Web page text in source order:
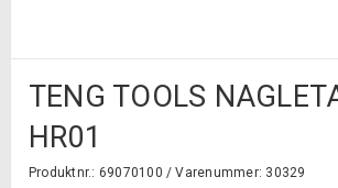
TENG TOOLS
HR01
Produktnr.: 69070100 /Varenummer: 30329